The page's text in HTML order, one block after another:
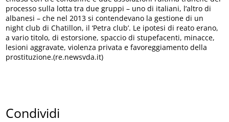
processo sulla lotta tra due gruppi – uno di italiani, l’altro di
albanesi – che nel 2013 si contendevano la gestione di un
night club di Chatillon, il ‘Petra club’. Le ipotesi di reato erano,
a vario titolo, di estorsione, spaccio di stupefacenti, minacce,
lesioni aggravate, violenza privata e favoreggiamento della
prostituzione.(re.newsvda.it)
Condividi